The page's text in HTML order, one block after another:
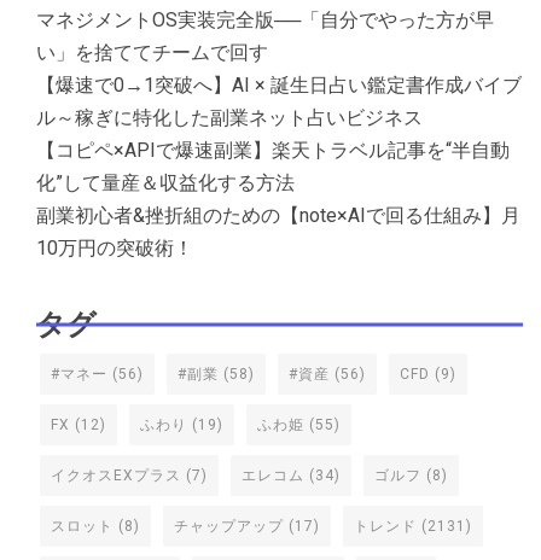
マネジメントOS実装完全版──「自分でやった方が早
い」を捨ててチームで回す
【爆速で0→1突破へ】AI × 誕生日占い鑑定書作成バイブ
ル～稼ぎに特化した副業ネット占いビジネス
【コピペ×APIで爆速副業】楽天トラベル記事を“半自動
化”して量産＆収益化する方法
副業初心者&挫折組のための【note×AIで回る仕組み】月
10万円の突破術！
タグ
#マネー (56) #副業 (58) #資産 (56) CFD (9)
FX (12) ふわり (19) ふわ姫 (55)
イクオスEXプラス (7) エレコム (34) ゴルフ (8)
スロット (8) チャップアップ (17) トレンド (2131)